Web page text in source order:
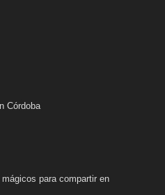
Córdoba
para compartir en